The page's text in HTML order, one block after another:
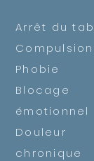
​Arrêt du
Compulsion
Phobie
Blocage
émotionnel
Douleur
chronique